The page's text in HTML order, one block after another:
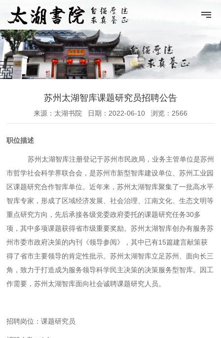
苏州太湖智库课题研究员招聘公告
来源：太湖书院 日期：2022-06-10 浏览：2566
职位描述
苏州太湖智库注册登记于苏州市民政局，业务主管单位是苏州
市哲学社会科学界联合会，是苏州市新型智库建设单位、苏州工业园
区课题研究合作智库单位。近年来，苏州太湖智库聚集了一批高水平
智库专家，形成了区域经济发展、社会治理、江南文化、生态文明等
重点研究方向，先后承接各级党委政府委托的课题研究任务30多
项，其中多项课题获得省市级重要奖励。苏州太湖智库创办有服务苏
州市委市政府决策的内刊《领导参阅》，其中已有15篇建言献策获
得了省市主要领导的肯定性批示。苏州太湖智库立足苏州、面向长三
角，致力于打造成为服务领导科学民主决策的决策服务型智库。因工
作需要，苏州太湖智库面向社会诚聘课题研究人员。
招聘岗位：课题研究员